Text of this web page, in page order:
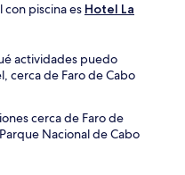
piscina es Hotel La
actividades puedo
cerca de Faro de Cabo
cerca de Faro de
Nacional de Cabo